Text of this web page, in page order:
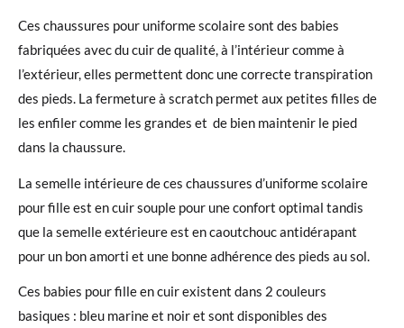
Ces chaussures pour uniforme scolaire sont des babies
fabriquées avec du cuir de qualité, à l’intérieur comme à
l’extérieur, elles permettent donc une correcte transpiration
des pieds. La fermeture à scratch permet aux petites filles de
les enfiler comme les grandes et de bien maintenir le pied
dans la chaussure.
La semelle intérieure de ces chaussures d’uniforme scolaire
pour fille est en cuir souple pour une confort optimal tandis
que la semelle extérieure est en caoutchouc antidérapant
pour un bon amorti et une bonne adhérence des pieds au sol.
Ces babies pour fille en cuir existent dans 2 couleurs
basiques : bleu marine et noir et sont disponibles des